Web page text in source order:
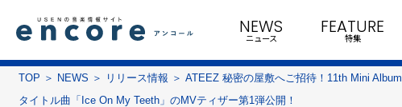
NEWS
ニュース
FEATURE
特集
TOP NEWS リリース情報
ATEEZ 秘密の屋敷へご招待！11th Mini Album
タイトル曲「Ice On My Teeth」のMVティザー第1弾公開！